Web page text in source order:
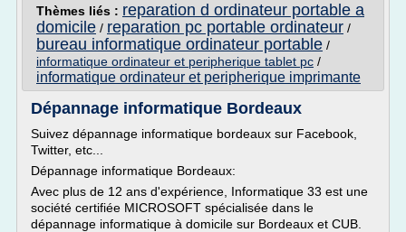
Thèmes liés : reparation d ordinateur portable a
domicile / reparation pc portable ordinateur /
bureau informatique ordinateur portable /
informatique ordinateur et peripherique tablet pc /
informatique ordinateur et peripherique imprimante
Dépannage informatique Bordeaux
Suivez dépannage informatique bordeaux sur Facebook,
Twitter, etc...
Dépannage informatique Bordeaux:
Avec plus de 12 ans d'expérience, Informatique 33 est une
société certifiée MICROSOFT spécialisée dans le
dépannage informatique à domicile sur Bordeaux et CUB.